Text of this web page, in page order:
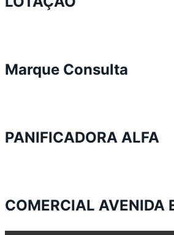
Marque Consulta
PANIFICADORA ALFA
COMERCIAL AVENIDA